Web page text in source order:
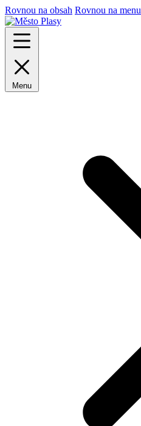
Rovnou na obsah Rovnou na menu
Menu